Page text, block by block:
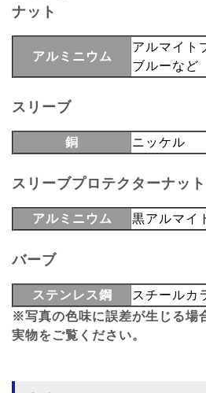
ナット
アルミニウム
アルマイト
ブルーなど
スリーブ
銅 ニッケル
スリーブプロテクターナット
アルミニウム 黒アルマイ
バーブ
ステンレス鋼
スチールカ
※写真の色味に誤差が生じる場
実物をご覧ください。